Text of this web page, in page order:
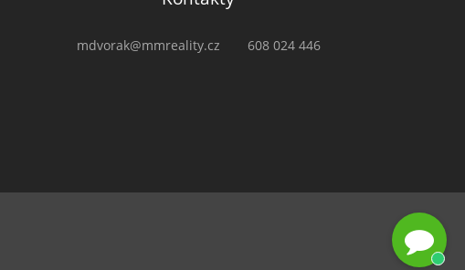
mdvorak@mmreality.cz 608 024 446